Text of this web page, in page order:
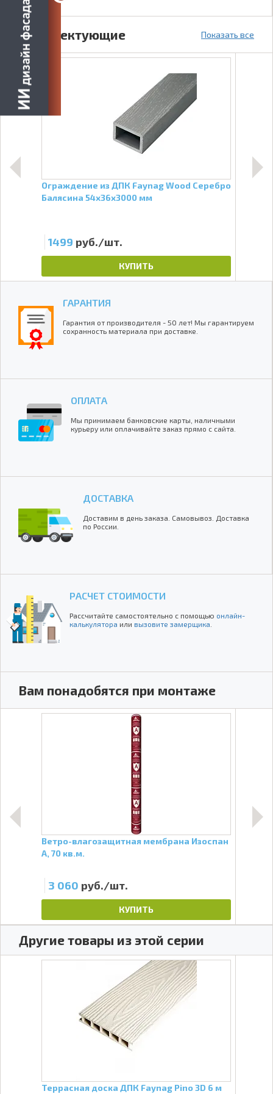
Комплектующие Показать все
Ограждение из ДПК Faynag Wood Серебро
Балясина 54х36х3000 мм
1499 руб./шт.
КУПИТЬ
ГАРАНТИЯ
Гарантия от производителя - 50 лет! Мы гарантируем
сохранность материала при доставке.
ОПЛАТА
Мы принимаем банковские карты, наличными
курьеру или оплачивайте заказ прямо с сайта.
ДОСТАВКА
Доставим в день заказа. Самовывоз. Доставка
по России.
РАСЧЕТ СТОИМОСТИ
Рассчитайте самостоятельно с помощью онлайн-
калькулятора или вызовите замерщика
Вам понадобятся при монтаже
Ветро-влагозащитная мембрана Изоспан
А, 70 кв.м.
3 060 руб./шт.
КУПИТЬ
Другие товары из этой серии
Террасная доска ДПК Faynag Pino 3D 6 м